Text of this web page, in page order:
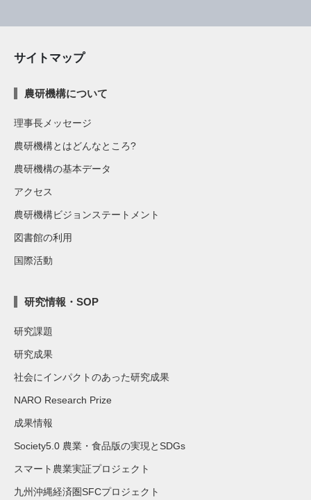
サイトマップ
農研機構について
理事長メッセージ
農研機構とはどんなところ?
農研機構の基本データ
アクセス
農研機構ビジョンステートメント
図書館の利用
国際活動
研究情報・SOP
研究課題
研究成果
社会にインパクトのあった研究成果
NARO Research Prize
成果情報
Society5.0 農業・食品版の実現とSDGs
スマート農業実証プロジェクト
九州沖縄経済圏SFCプロジェクト